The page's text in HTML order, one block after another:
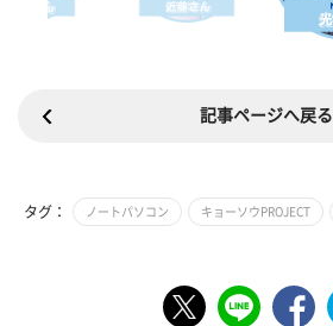
記事ページへ戻る
タグ： ノートパソコン キョーソウPROJECT